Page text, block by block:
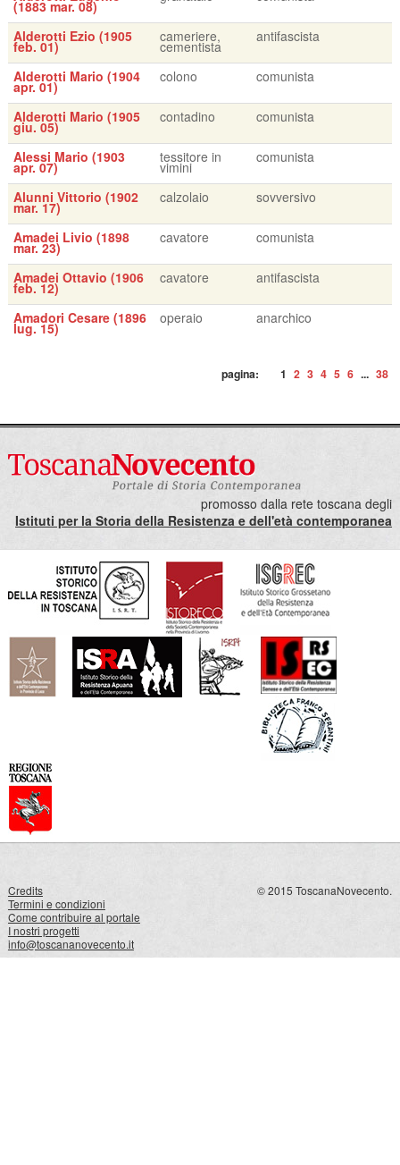
(1883 mar. 08)
Alderotti Ezio (1905
feb. 01)
cameriere,
cementista
antifascista
Alderotti Mario (1904
apr. 01)
colono comunista
Alderotti Mario (1905
giu. 05)
contadino comunista
Alessi Mario (1903
apr. 07)
tessitore in
vimini
comunista
Alunni Vittorio (1902
mar. 17)
calzolaio sovversivo
Amadei Livio (1898
mar. 23)
cavatore comunista
Amadei Ottavio (1906
feb. 12)
cavatore antifascista
Amadori Cesare (1896
lug. 15)
operaio anarchico
pagina: 1 2 3 4 5 6 ... 38
promosso dalla rete toscana degli
Istituti per la Storia della Resistenza e dell'età contemporanea
Credits
Termini e condizioni
Come contribuire al portale
I nostri progetti
info@toscananovecento.it
© 2015 ToscanaNovecento.